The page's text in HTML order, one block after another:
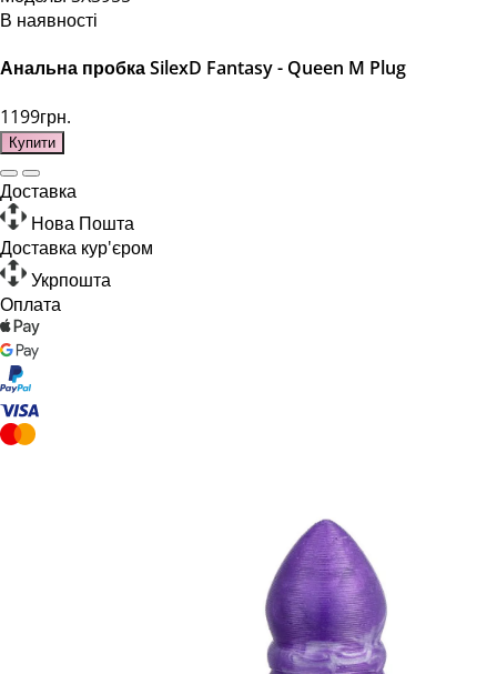
В наявності
Анальна пробка SilexD Fantasy - Queen M Plug
1199грн.
Купити
Доставка
Нова Пошта
Доставка кур'єром
Укрпошта
Оплата